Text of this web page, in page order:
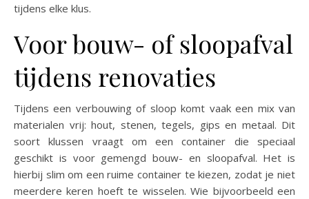
tijdens elke klus.
Voor bouw- of sloopafval
tijdens renovaties
Tijdens een verbouwing of sloop komt vaak een mix van
materialen vrij: hout, stenen, tegels, gips en metaal. Dit
soort klussen vraagt om een container die speciaal
geschikt is voor gemengd bouw- en sloopafval. Het is
hierbij slim om een ruime container te kiezen, zodat je niet
meerdere keren hoeft te wisselen. Wie bijvoorbeeld een